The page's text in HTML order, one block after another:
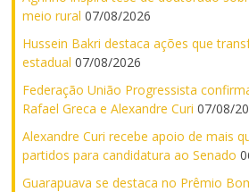
meio rural 07/08/2026
Hussein Bakri destaca ações que
estadual 07/08/2026
Federação União Progressista
Rafael Greca e Alexandre Curi 07/08/
Alexandre Curi recebe apoio de mais
partidos para candidatura ao Senado
Guarapuava se destaca no Prêmio